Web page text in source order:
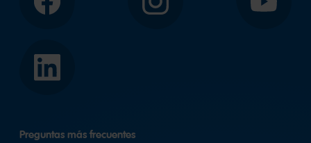
Facebook Instagram YouTube
LinkedIn
Preguntas más frecuentes